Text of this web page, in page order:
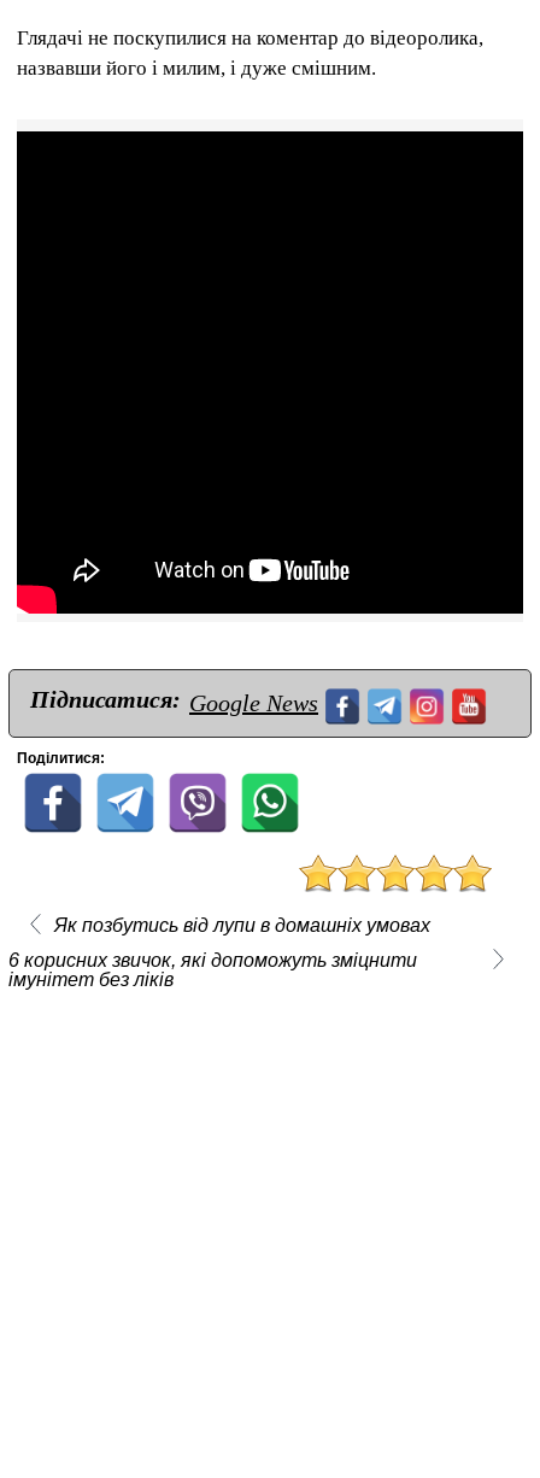
Глядачі не поскупилися на коментар до відеоролика,
назвавши його і милим, і дуже смішним.
Підписатися: Google News
Поділитися:
Як позбутись від лупи в домашніх умовах
6 корисних звичок, які допоможуть зміцнити
імунітет без ліків